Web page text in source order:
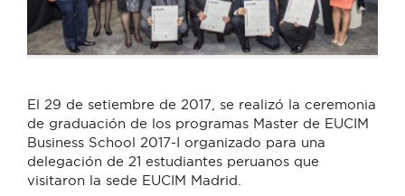
El 29 de setiembre de 2017, se realizó la ceremonia
de graduación de los programas Master de EUCIM
Business School 2017-I organizado para una
delegación de 21 estudiantes peruanos que
visitaron la sede EUCIM Madrid.